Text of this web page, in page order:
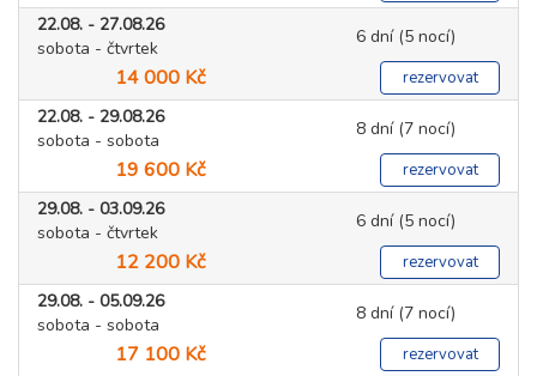
22.08. - 27.08.26
sobota - čtvrtek
6 dní (5 nocí)
14 000 Kč rezervovat
22.08. - 29.08.26
sobota - sobota
8 dní (7 nocí)
19 600 Kč rezervovat
29.08. - 03.09.26
sobota - čtvrtek
6 dní (5 nocí)
12 200 Kč rezervovat
29.08. - 05.09.26
sobota - sobota
8 dní (7 nocí)
17 100 Kč rezervovat